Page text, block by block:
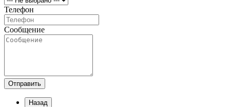
Телефон
Сообщение
Отправить
Назад